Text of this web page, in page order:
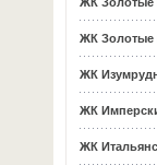
ЖК Золотые
ЖК Золотые
ЖК
ЖК
ЖК